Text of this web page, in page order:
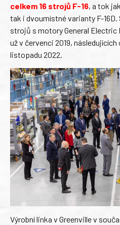
celkem 16 strojů F-16, a tok
tak i dvoumístné varianty F-
strojů s motory General Electric
už v červenci 2019,
listopadu 2022.
Výrobní linka v Greenville v